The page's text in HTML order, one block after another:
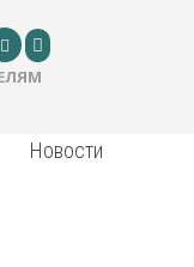
Новости